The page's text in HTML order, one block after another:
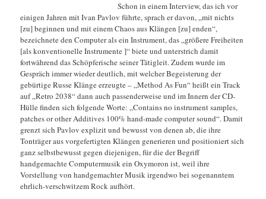
Schon in einem Interview, das ich vor
einigen Jahren mit Ivan Pavlov führte, sprach er davon, „mit nichts
[zu] beginnen und mit einem Chaos aus Klängen [zu] enden“,
bezeichnete den Computer als ein Instrument, das „größere Freiheiten
[als konventionelle Instrumente ]“ biete und unterstrich damit
fortwährend das Schöpferische seiner Tätigleit. Zudem wurde im
Gespräch immer wieder deutlich, mit welcher Begeisterung der
gebürtige Russe Klänge erzeugte – „Method As Fun“ heißt ein Track
auf „Retro 2038“ dann auch passenderweise und im Innern der CD-
Hülle finden sich folgende Worte: „Contains no instrument samples,
patches or other Additives 100% hand-made computer sound“.Damit
grenzt sich Pavlov explizit und bewusst von denen ab, die ihre
Tonträger aus vorgefertigten Klängen generieren und positioniert sich
ganz selbstbewusst gegen diejenigen, für die der Begriff
handgemachte Computermusik ein Oxymoron ist, weil ihre
Vorstellung von handgemachter Musik irgendwo bei sogenanntem
ehrlich-verschwitzem Rock aufhört.